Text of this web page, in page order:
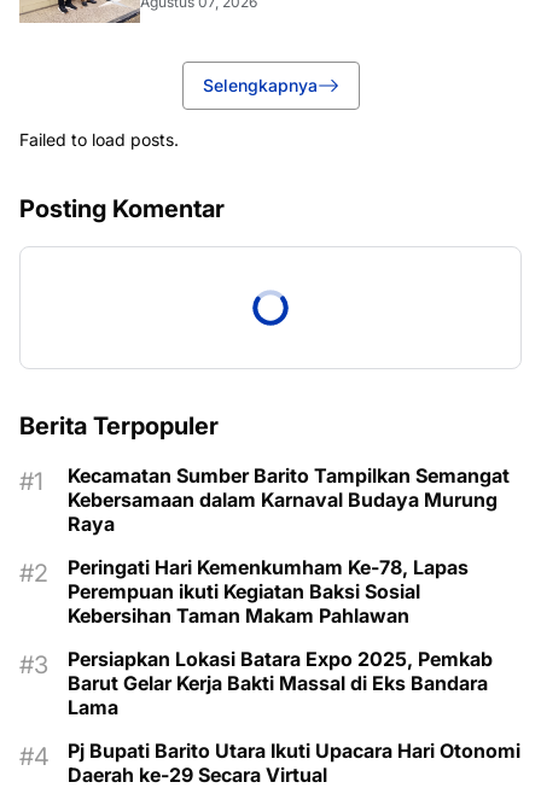
Selengkapnya
Failed to load posts.
Posting Komentar
Berita Terpopuler
Kecamatan Sumber Barito Tampilkan Semangat
Kebersamaan dalam Karnaval Budaya Murung
Raya
Peringati Hari Kemenkumham Ke-78, Lapas
Perempuan ikuti Kegiatan Baksi Sosial
Kebersihan Taman Makam Pahlawan
Persiapkan Lokasi Batara Expo 2025, Pemkab
Barut Gelar Kerja Bakti Massal di Eks Bandara
Lama
Pj Bupati Barito Utara Ikuti Upacara Hari Otonomi
Daerah ke-29 Secara Virtual